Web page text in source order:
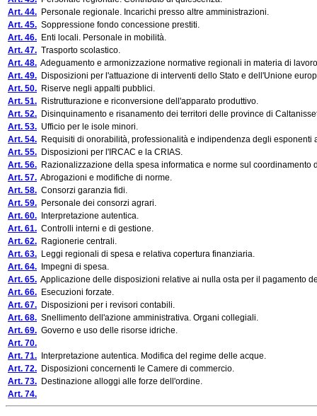
Art. 44. Personale regionale. Incarichi presso altre amministrazioni.
Art. 45. Soppressione fondo concessione prestiti.
Art. 46. Enti locali. Personale in mobilità.
Art. 47. Trasporto scolastico.
Art. 48. Adeguamento e armonizzazione normative regionali in materia di
Art. 49. Disposizioni per l'attuazione di interventi dello Stato e dell'Unione
Art. 50. Riserve negli appalti pubblici.
Art. 51. Ristrutturazione e riconversione dell'apparato produttivo.
Art. 52. Disinquinamento e risanamento dei territori delle province di
Art. 53. Ufficio per le isole minori.
Art. 54. Requisiti di onorabilità, professionalità e indipendenza degli esponenti
Art. 55. Disposizioni per l'IRCAC e la CRIAS.
Art. 56. Razionalizzazione della spesa informatica e norme sul coordinamento
Art. 57. Abrogazioni e modifiche di norme.
Art. 58. Consorzi garanzia fidi.
Art. 59. Personale dei consorzi agrari.
Art. 60. Interpretazione autentica.
Art. 61. Controlli interni e di gestione.
Art. 62. Ragionerie centrali.
Art. 63. Leggi regionali di spesa e relativa copertura finanziaria.
Art. 64. Impegni di spesa.
Art. 65. Applicazione delle disposizioni relative ai nulla osta per il pagamento
Art. 66. Esecuzioni forzate.
Art. 67. Disposizioni per i revisori contabili.
Art. 68. Snellimento dell'azione amministrativa. Organi collegiali.
Art. 69. Governo e uso delle risorse idriche.
Art. 70.
Art. 71. Interpretazione autentica. Modifica del regime delle acque.
Art. 72. Disposizioni concernenti le Camere di commercio.
Art. 73. Destinazione alloggi alle forze dell'ordine.
Art. 74.